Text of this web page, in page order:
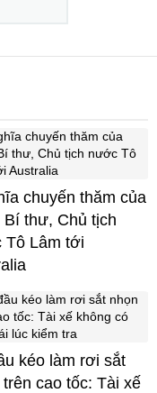
chuyến thăm của
Bí thư, Chủ tịch
Tô Lâm tới
kéo làm rơi sắt
trên cao tốc: Tài xế